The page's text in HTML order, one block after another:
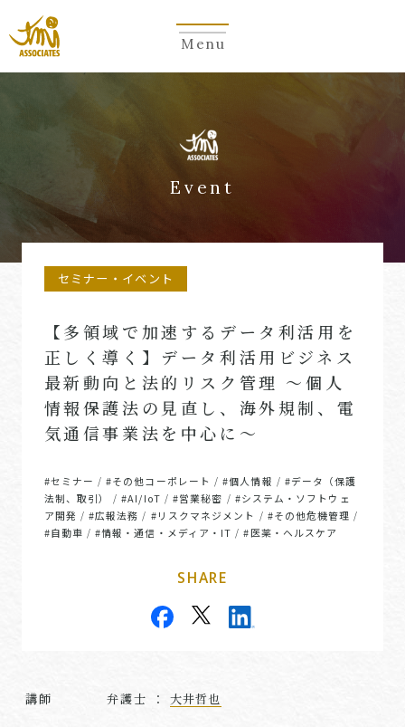
Menu
Event
セミナー・イベント
【多領域で加速するデータ利活用を
正しく導く】データ利活用ビジネス
最新動向と法的リスク管理 〜個人
情報保護法の見直し、海外規制、電
気通信事業法を中心に〜
#セミナー /#その他コーポレート /#個人情報 / #データ（保護
法制、取引）
/#AI/IoT /#営業秘密 / #システム・ソフトウェ
ア開発 / #広報法務 / #リスクマネジメント / #その他危機管理 /
#自動車 /#情報・通信・メディア・IT /#医薬・ヘルスケア
SHARE
講師 弁護士 ： 大井哲也